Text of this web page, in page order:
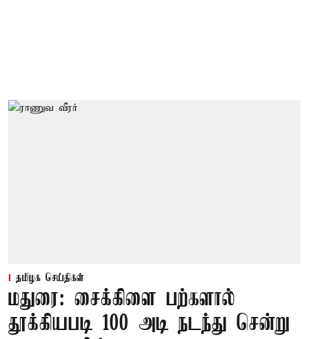
தமிழக செய்திகள்
மதுரை: சைக்கிளை பற்களால்
தூக்கியபடி 100 அடி நடந்து சென்று